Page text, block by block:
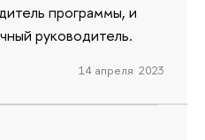
программы, и
руководитель.
14 апреля 2023